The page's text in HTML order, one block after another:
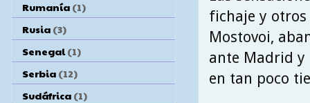
fichaje y otros
Mostovoi,
ante Madrid y
en tan poco
Rumanía (1)
Rusia (3)
Senegal (1)
Serbia (12)
Sudáfrica (1)